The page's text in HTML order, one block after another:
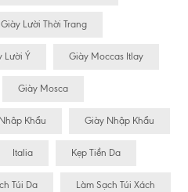
Giày Lười Thời Trang
Lười Ý Giày Moccas Itlay
Giày Mosca
Khẩu Giày Nhập Khẩu
Italia Kẹp Tiền Da
Túi Da Làm Sạch Túi Xách